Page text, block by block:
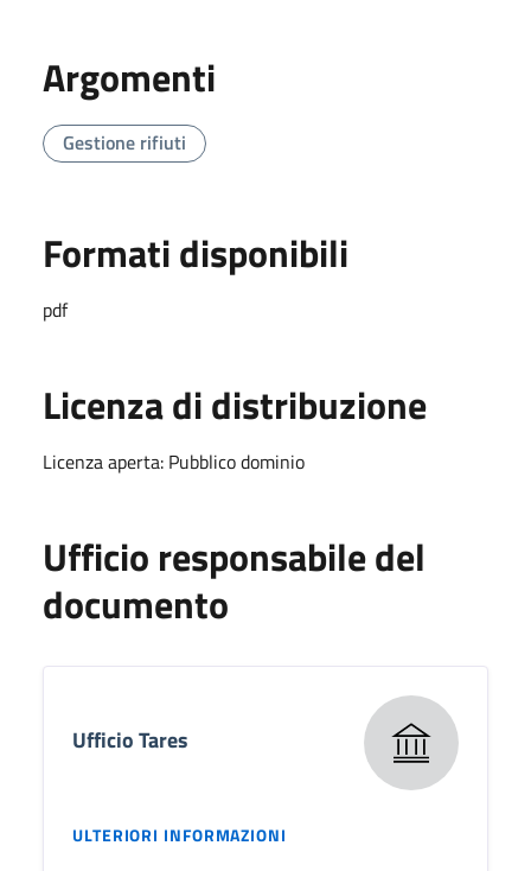
Argomenti
Gestione rifiuti
Formati disponibili
pdf
Licenza di distribuzione
Licenza aperta: Pubblico dominio
Ufficio responsabile del
documento
Ufficio Tares
ULTERIORI INFORMAZIONI